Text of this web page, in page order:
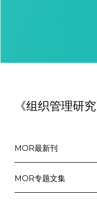
《组织管理研究
MOR最新刊
MOR专题文集